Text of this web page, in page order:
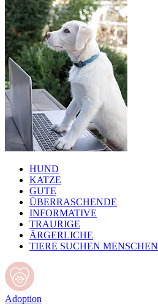
HUND
KATZE
GUTE
ÜBERRASCHENDE
INFORMATIVE
TRAURIGE
ÄRGERLICHE
TIERE SUCHEN MENSCHEN
Adoption